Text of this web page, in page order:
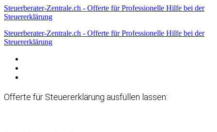
Steuerberater-Zentrale.ch - Offerte für Professionelle Hilfe bei der
Steuererklärung
Steuerberater-Zentrale.ch - Offerte für Professionelle Hilfe bei der
Steuererklärung
Offerte für Steuererklärung ausfüllen lassen: